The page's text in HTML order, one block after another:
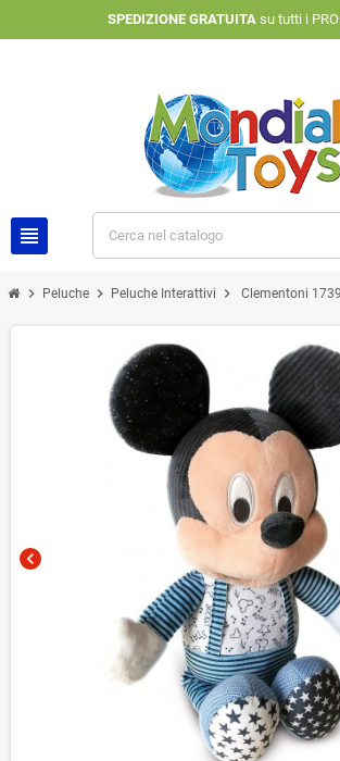
SPEDIZIONE GRATUITAsu tutti i
view_headline
chevron_right Peluche chevron_right Peluche Interattivi chevron_right Clementoni
chevron_left